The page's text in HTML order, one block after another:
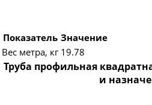
Показатель Значение
Вес метра, кг 19.78
Труба профильная
и